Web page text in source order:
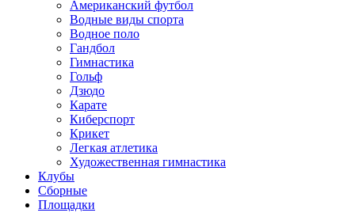
Американский футбол
Водные виды спорта
Водное поло
Гандбол
Гимнастика
Гольф
Дзюдо
Карате
Киберспорт
Крикет
Легкая атлетика
Художественная гимнастика
Клубы
Сборные
Площадки